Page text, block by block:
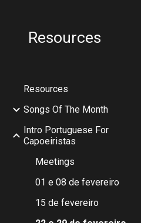
Resources
Resources
Songs Of The Month
Intro Portuguese For
Capoeiristas
Meetings
01 e 08 de fevereiro
15 de fevereiro